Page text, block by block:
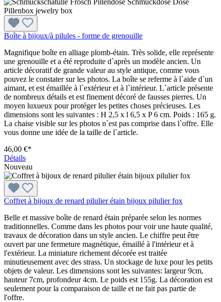
Boîte à bijoux/à pilules - forme de grenouille
Magnifique boîte en alliage plomb-étain. Très solide, elle représente
une grenouille et a été reproduite d`après un modèle ancien. Un
article décoratif de grande valeur au style antique, comme vous
pouvez le constater sur les photos. La boîte se referme à l`aide d`un
aimant, et est émaillée à l`extérieur et à l`intérieur. L`article présente
de nombreux détails et est finement décoré de fausses pierres. Un
moyen luxueux pour protéger les petites choses précieuses. Les
dimensions sont les suivantes : H 2,5 x l 6,5 x P 6 cm. Poids : 165 g.
La chaise visible sur les photos n`est pas comprise dans l`offre. Elle
vous donne une idée de la taille de l`article.
46,00 €*
Détails
Nouveau
Coffret à bijoux de renard pilulier étain bijoux pilulier fox
Belle et massive boîte de renard étain préparée selon les normes
traditionnelles. Comme dans les photos pour voir une haute qualité,
travaux de décoration dans un style ancien. Le chiffre peut être
ouvert par une fermeture magnétique, émaillé à l'intérieur et à
l'extérieur. La miniature richement décorée est traitée
minutieusement avec des strass. Un stockage de luxe pour les petits
objets de valeur. Les dimensions sont les suivantes: largeur 9cm,
hauteur 7cm, profondeur 4cm. Le poids est 155g. La décoration est
seulement pour la comparaison de taille et ne fait pas partie de
l'offre.